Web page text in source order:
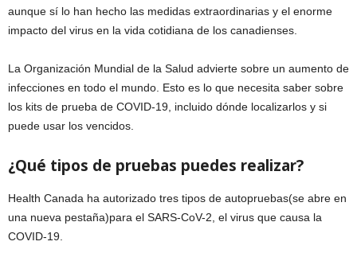
aunque sí lo han hecho las medidas extraordinarias y el enorme
impacto del virus en la vida cotidiana de los canadienses.
La Organización Mundial de la Salud advierte sobre un aumento de
infecciones en todo el mundo. Esto es lo que necesita saber sobre
los kits de prueba de COVID-19, incluido dónde localizarlos y si
puede usar los vencidos.
¿Qué tipos de pruebas puedes realizar?
Health Canada ha autorizado tres tipos de autopruebas(se abre en
una nueva pestaña)para el SARS-CoV-2, el virus que causa la
COVID-19.